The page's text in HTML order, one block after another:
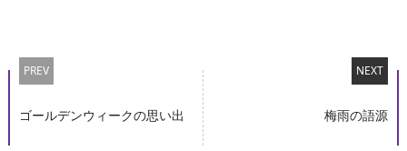
PREV
ゴールデンウィークの思い出
NEXT
梅雨の語源